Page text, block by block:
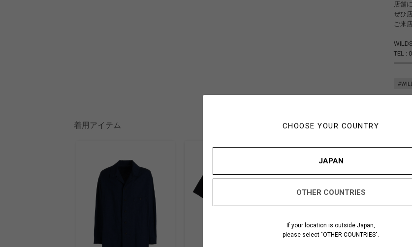
CHOOSE YOUR COUNTRY
JAPAN
OTHER COUNTRIES
If your location is outside Japan,
please select "OTHER COUNTRIES".
店舗
ぜひ
ご来
TEL :
着用アイテム